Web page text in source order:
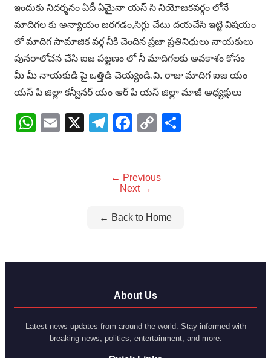
ఇందుకు నిదర్శనం ఏదీ ఏమైనా యస్ సి నియోజకవర్గం లోనే
మాదిగల కు అన్యాయం జరగడం,సిగ్గు చేటు దయచేసి ఇట్టి విషయం
లో మాదిగ సామాజిక వర్గ నీకి చెందిన ప్రజా ప్రతినిధులు నాయకులు
పునరాలోచన చేసి ఐజ పట్టణం లో నీ మాదిగలకు అవకాశం కోసం
మీ మీ నాయకుడి పై ఒత్తిడి చెయ్యండి.వి. రాజు మాదిగ ఐజ యం
యస్ పి జిల్లా కన్వీనర్ యం ఆర్ పి యస్ జిల్లా మాజీ అధ్యక్షులు
WhatsApp
Email
X Telegram
Facebook
Copy
← Previous
Next →
← Back to Home
About Us
Latest news updates from around the world. Stay informed with
breaking news, politics, entertainment, and more.